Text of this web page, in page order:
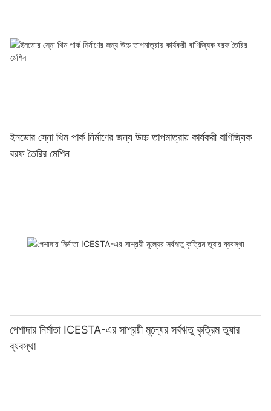
ইনডোর স্নো থিম পার্ক নির্মাণের জন্য উচ্চ তাপমাত্রায় কার্যকরী বাণিজ্যিক
বরফ তৈরির মেশিন
পেশাদার নির্মাতা ICESTA-এর সাশ্রয়ী মূল্যের সর্বঋতু কৃত্রিম তুষার
ব্যবস্থা